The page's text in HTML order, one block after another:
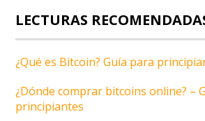
LECTURAS
¿Qué es Bitcoin? Guía para
¿Dónde comprar bitcoins online? –
principiantes